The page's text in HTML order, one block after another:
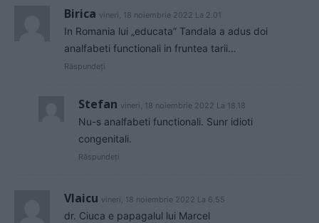
Birica vineri, 18 noiembrie 2022 La 2.01
In Romania lui „educata” Tandala a adus doi
analfabeti functionali in fruntea tarii…
Răspundeți
Stefan vineri, 18 noiembrie 2022 La 18.18
Nu-s analfabeti functionali. Sunr idioti
congenitali.
Răspundeți
Vlaicu vineri, 18 noiembrie 2022 La 6.55
dr. Ciuca e papagalul lui Marcel